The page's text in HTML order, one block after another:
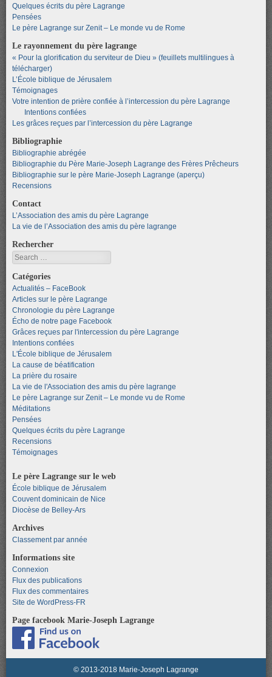
Quelques écrits du père Lagrange
Pensées
Le père Lagrange sur Zenit – Le monde vu de Rome
Le rayonnement du père lagrange
« Pour la glorification du serviteur de Dieu » (feuillets multilingues à
télécharger)
L’École biblique de Jérusalem
Témoignages
Votre intention de prière confiée à l’intercession du père Lagrange
Intentions confiées
Les grâces reçues par l’intercession du père Lagrange
Bibliographie
Bibliographie abrégée
Bibliographie du Père Marie-Joseph Lagrange des Frères Prêcheurs
Bibliographie sur le père Marie-Joseph Lagrange (aperçu)
Recensions
Contact
L’Association des amis du père Lagrange
La vie de l’Association des amis du père lagrange
Rechercher
Search
Catégories
Actualités – FaceBook
Articles sur le père Lagrange
Chronologie du père Lagrange
Écho de notre page Facebook
Grâces reçues par l'intercession du père Lagrange
Intentions confiées
L'École biblique de Jérusalem
La cause de béatification
La prière du rosaire
La vie de l'Association des amis du père lagrange
Le père Lagrange sur Zenit – Le monde vu de Rome
Méditations
Pensées
Quelques écrits du père Lagrange
Recensions
Témoignages
Le père Lagrange sur le web
École biblique de Jérusalem
Couvent dominicain de Nice
Diocèse de Belley-Ars
Archives
Classement par année
Informations site
Connexion
Flux des publications
Flux des commentaires
Site de WordPress-FR
Page facebook Marie-Joseph Lagrange
© 2013-2018 Marie-Joseph Lagrange